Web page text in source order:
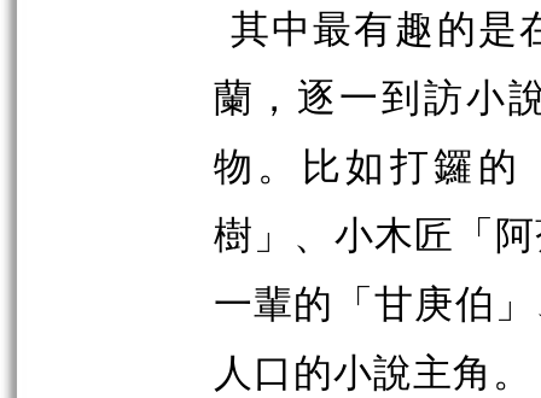
其中最有趣的是
蘭，逐一到訪小
物。比如打鑼的
樹」、小木匠「
一輩的「甘庚伯
人口的小說主角。